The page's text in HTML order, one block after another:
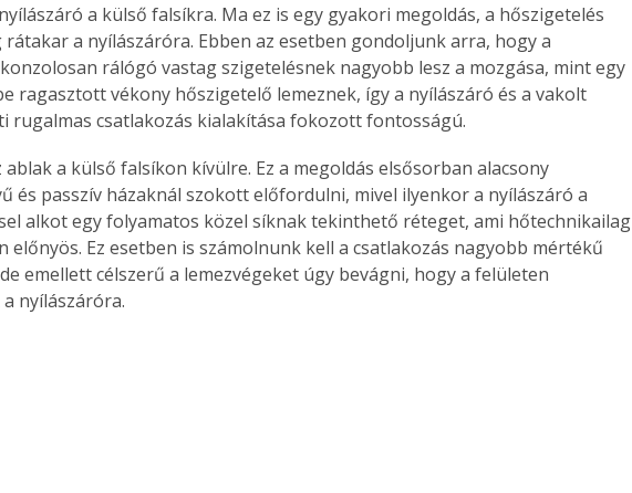
a külső falsíkra. Ma ez is egy gyakori megoldás, a hőszigetelés
a nyílászáróra. Ebben az esetben gondoljunk arra, hogy a
rálógó vastag szigetelésnek nagyobb lesz a mozgása, mint egy
ragasztott vékony hőszigetelő lemeznek, így a nyílászáró és a vakolt
rugalmas csatlakozás kialakítása fokozott fontosságú.
ablak a külső falsíkon kívülre. Ez a megoldás elsősorban alacsony
és passzív házaknál szokott előfordulni, mivel ilyenkor a nyílászáró a
alkot egy folyamatos közel síknak tekinthető réteget, ami hőtechnikailag
előnyös. Ez esetben is számolnunk kell a csatlakozás nagyobb mértékű
emellett célszerű a lemezvégeket úgy bevágni, hogy a felületen
nyílászáróra.